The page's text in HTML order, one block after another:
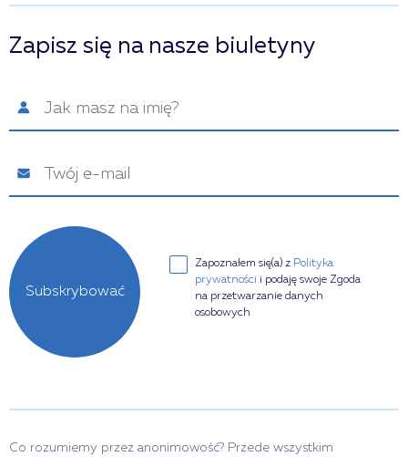
Zapisz się na nasze biuletyny
Zapoznałem się(a) z Polityka
prywatności i podaję swoje Zgoda
na przetwarzanie danych
osobowych
Subskrybować
Co rozumiemy przez anonimowość? Przede wszystkim